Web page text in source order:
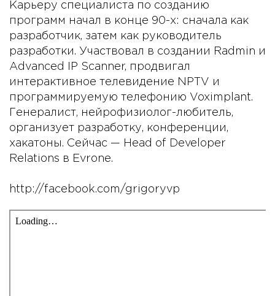
Карьеру специалиста по созданию
программ начал в конце 90-х: сначала как
разработчик, затем как руководитель
разработки. Участвовал в создании Radmin и
Advanced IP Scanner, продвигал
интерактивное телевидение NPTV и
программируемую телефонию Voximplant.
Генералист, нейрофизиолог-любитель,
организует разработку, конференции,
хакатоны. Сейчас — Head of Developer
Relations в Evrone.
http://facebook.com/grigoryvp